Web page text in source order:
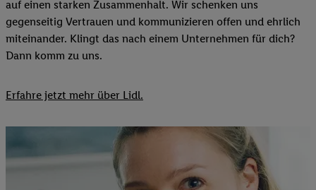
auf einen starken Zusammenhalt. Wir schenken uns
gegenseitig Vertrauen und kommunizieren offen und ehrlich
miteinander. Klingt das nach einem Unternehmen für dich?
Dann komm zu uns.​
Erfahre jetzt mehr über Lidl.